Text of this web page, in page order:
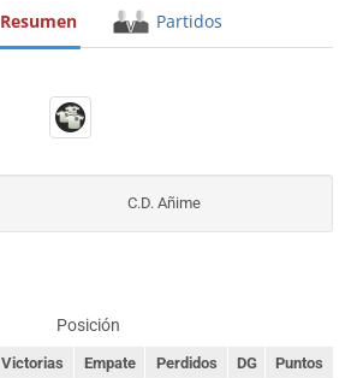
Resumen Partidos
C.D. Añime
Posición
Victorias Empate Perdidos DG
Puntos